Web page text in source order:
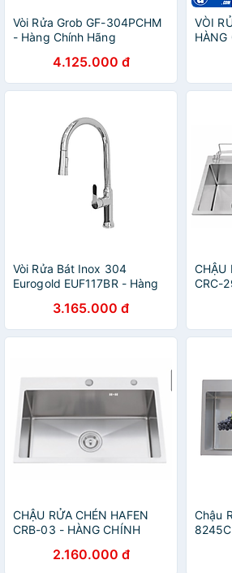
Vòi Rửa Grob GF-304PCHM
- Hàng Chính Hãng
4.125.000 đ
VÒI
HÀNG
Vòi Rửa Bát Inox 304
Eurogold EUF117BR - Hàng
3.165.000 đ
CHẬU
CRC-
CHẬU RỬA CHÉN HAFEN
CRB-03 - HÀNG CHÍNH
2.160.000 đ
Chậu